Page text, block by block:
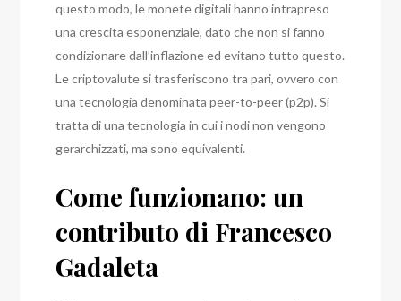
questo modo, le monete digitali hanno intrapreso
una crescita esponenziale, dato che non si fanno
condizionare dall’inflazione ed evitano tutto questo.
Le criptovalute si trasferiscono tra pari, ovvero con
una tecnologia denominata peer-to-peer (p2p).Si
tratta di una tecnologia in cui i nodi non vengono
gerarchizzati, ma sono equivalenti.
Come funzionano: un
contributo di Francesco
Gadaleta